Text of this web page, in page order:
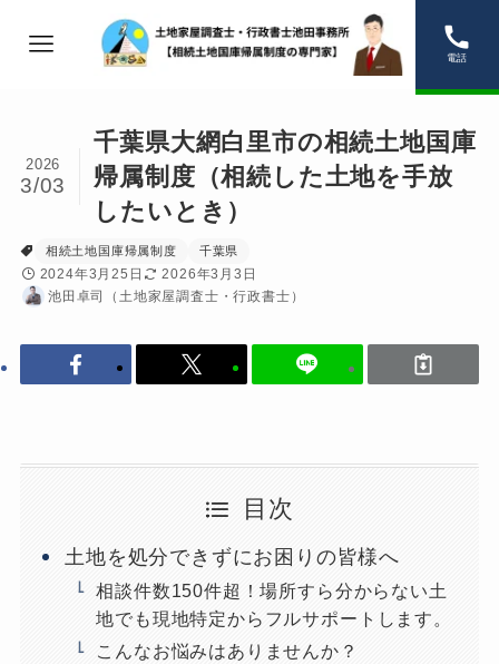
電話
千葉県大網白里市の相続土地国庫
帰属制度（相続した土地を手放
したいとき）
2026
3/03
相続土地国庫帰属制度 千葉県
2024年3月25日
2026年3月3日
池田卓司（土地家屋調査士・行政書士）
目次
土地を処分できずにお困りの皆様へ
相談件数150件超！場所すら分からない土
地でも現地特定からフルサポートします。
こんなお悩みはありませんか？